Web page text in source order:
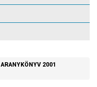
ARANYKÖNYV 2001